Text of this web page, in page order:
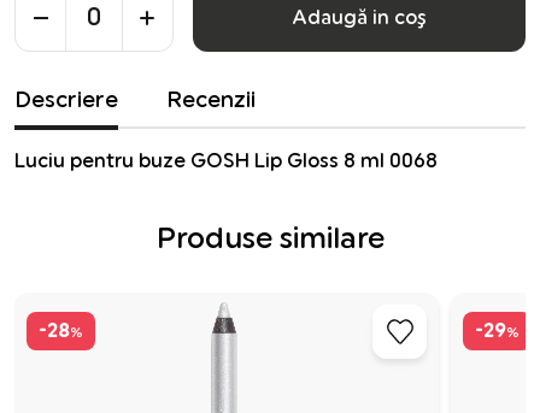
Adaugă in coş
Descriere Recenzii
Luciu pentru buze GOSH Lip Gloss 8 ml 0068
Produse similare
-28% -29%